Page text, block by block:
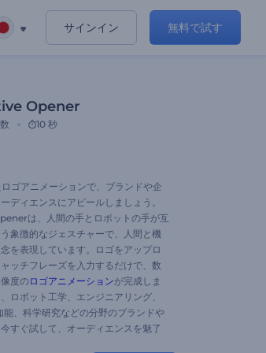
サインイン 無料で試す
Opener
10 秒
ゴアニメーションで、ブランドや企
ディエンスにアピールしましょう。
は、人間の手とロボットの手が互
象徴的なジェスチャーで、人間と機
を表現しています。ロゴをアップロ
ッチフレーズを入力するだけで、数
度のロゴアニメーションが完成しま
ロボット工学、エンジニアリング、
、科学研究などの分野のブランドや
すぐ試して、オーディエンスを魅了